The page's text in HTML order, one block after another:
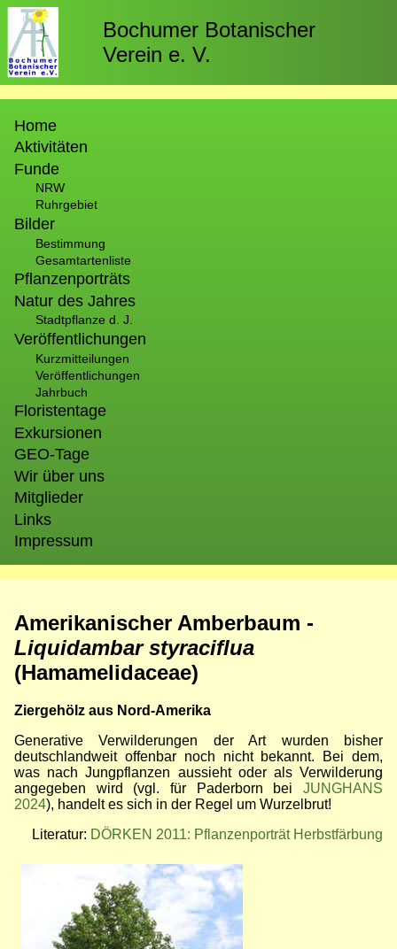
Direkt
zum
Inhalt
Bochumer Botanischer
Verein e. V.
Home
Aktivitäten
Funde
NRW
Ruhrgebiet
Bilder
Bestimmung
Gesamtartenliste
Pflanzenporträts
Natur des Jahres
Stadtpflanze d. J.
Veröffentlichungen
Kurzmitteilungen
Veröffentlichungen
Jahrbuch
Floristentage
Exkursionen
GEO-Tage
Wir über uns
Mitglieder
Links
Impressum
Amerikanischer Amberbaum -
Liquidambar styraciflua
(Hamamelidaceae)
Ziergehölz aus Nord-Amerika
Generative Verwilderungen der Art wurden bisher
deutschlandweit offenbar noch nicht bekannt. Bei dem,
was nach Jungpflanzen aussieht oder als Verwilderung
angegeben wird (vgl. für Paderborn bei JUNGHANS
2024), handelt es sich in der Regel um Wurzelbrut!
Literatur: DÖRKEN 2011: Pflanzenporträt Herbstfärbung